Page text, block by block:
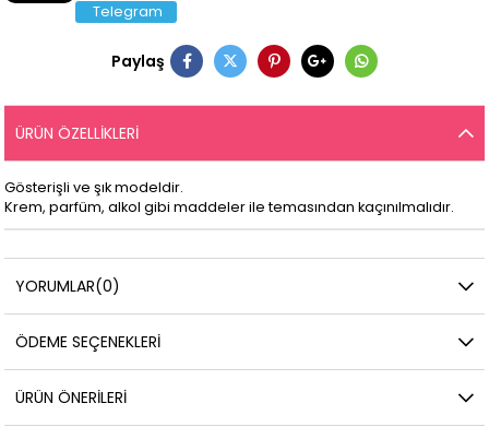
Telegram
Paylaş
ÜRÜN ÖZELLIKLERI
Gösterişli ve şık modeldir.
Krem, parfüm, alkol gibi maddeler ile temasından kaçınılmalıdır.
YORUMLAR(0)
ÖDEME SEÇENEKLERI
ÜRÜN ÖNERILERI